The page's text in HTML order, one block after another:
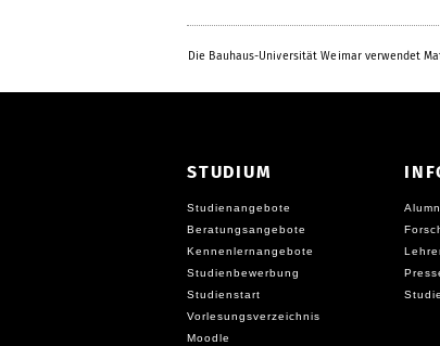
Die Bauhaus-Universität Weimar verwendet
STUDIUM
Studienangebote
Beratungsangebote
Kennenlernangebote
Studienbewerbung
Studienstart
Vorlesungsverzeichnis
Moodle